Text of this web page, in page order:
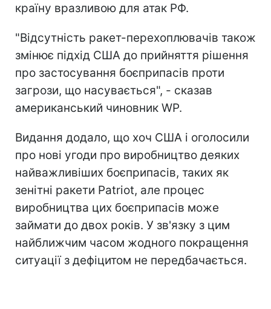
країну вразливою для атак РФ.
"Відсутність ракет-перехоплювачів також
змінює підхід США до прийняття рішення
про застосування боєприпасів проти
загрози, що насувається", - сказав
американський чиновник WP.
Видання додало, що хоч США і оголосили
про нові угоди про виробництво деяких
найважливіших боєприпасів, таких як
зенітні ракети Patriot, але процес
виробництва цих боєприпасів може
займати до двох років. У зв'язку з цим
найближчим часом жодного покращення
ситуації з дефіцитом не передбачається.